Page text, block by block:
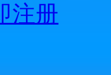
注册